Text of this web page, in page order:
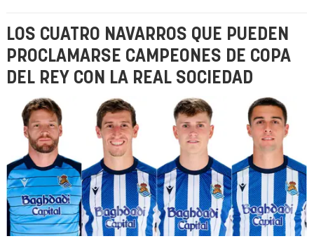
LOS CUATRO NAVARROS QUE PUEDEN
PROCLAMARSE CAMPEONES DE COPA
DEL REY CON LA REAL SOCIEDAD